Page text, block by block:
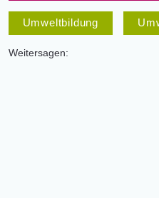
Umweltbildung
Weitersagen: